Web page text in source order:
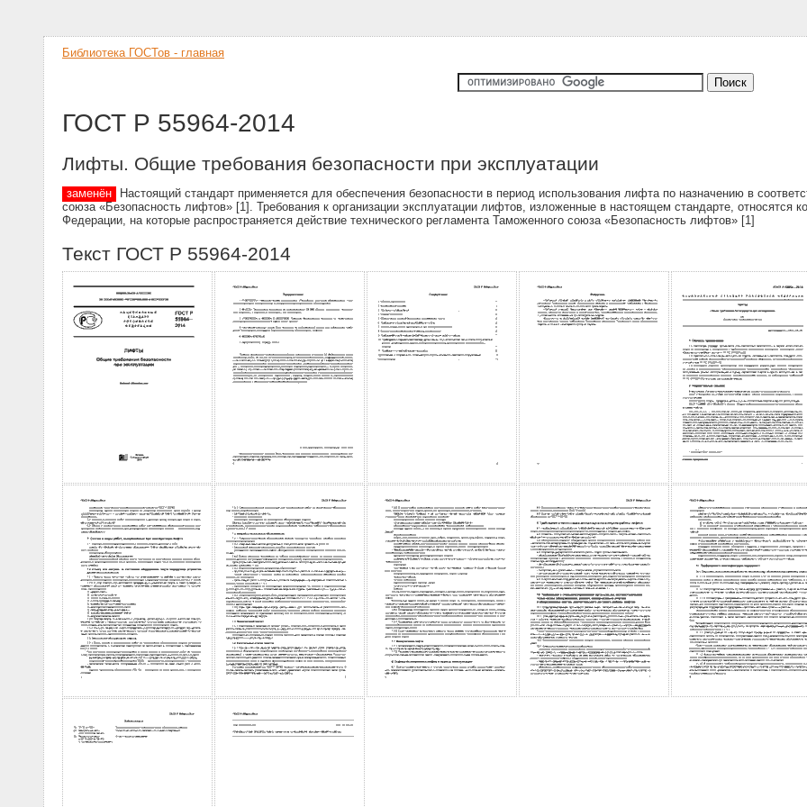
Библиотека ГОСТов - главная
ГОСТ Р 55964-2014
Лифты. Общие требования безопасности при эксплуатации
заменён
Настоящий стандарт применяется для обеспечения безопасности в период использования лифта по назначению в
союза «Безопасность лифтов» [1]. Требования к организации эксплуатации лифтов, изложенные в настоящем стандарте, относятся
Федерации, на которые распространяется действие технического регламента Таможенного союза «Безопасность лифтов» [1]
Текст ГОСТ Р 55964-2014